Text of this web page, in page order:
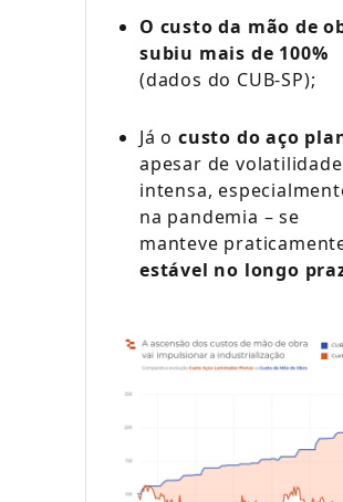
O custo da mão de
subiu mais de 100%
(dados do CUB-SP);
Já o custo do aço
apesar de volatilidade
intensa,
na pandemia – se
manteve
estável no longo